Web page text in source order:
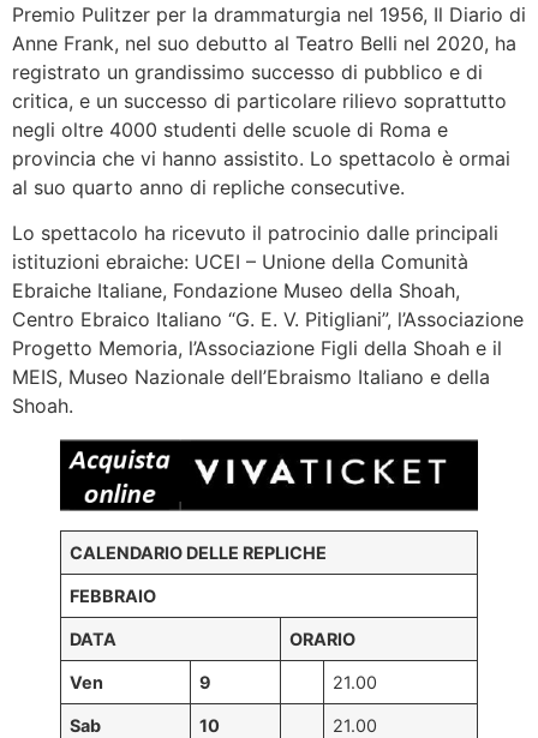
Premio Pulitzer per la drammaturgia nel 1956, Il Diario di
Anne Frank, nel suo debutto al Teatro Belli nel 2020, ha
registrato un grandissimo successo di pubblico e di
critica, e un successo di particolare rilievo soprattutto
negli oltre 4000 studenti delle scuole di Roma e
provincia che vi hanno assistito. Lo spettacolo è ormai
al suo quarto anno di repliche consecutive.
Lo spettacolo ha ricevuto il patrocinio dalle principali
istituzioni ebraiche: UCEI – Unione della Comunità
Ebraiche Italiane, Fondazione Museo della Shoah,
Centro Ebraico Italiano “G. E. V. Pitigliani”, l’Associazione
Progetto Memoria, l’Associazione Figli della Shoah e il
MEIS, Museo Nazionale dell’Ebraismo Italiano e della
Shoah.
CALENDARIO DELLE REPLICHE
FEBBRAIO
DATA ORARIO
Ven 9 21.00
Sab 10 21.00